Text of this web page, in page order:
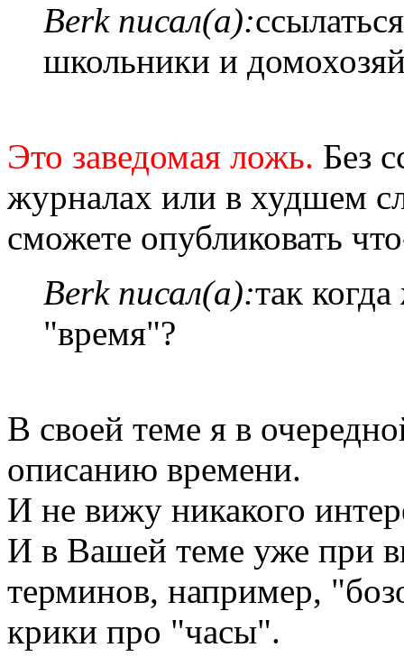
Berk писал(а):
школьники и
Это заведомая ложь. Без
журналах или в худшем
сможете опубликовать
Berk писал(а):так
"время"?
В своей теме я в
описанию времени.
И не вижу никакого
И в Вашей теме уже при
терминов, например,
крики про "часы".